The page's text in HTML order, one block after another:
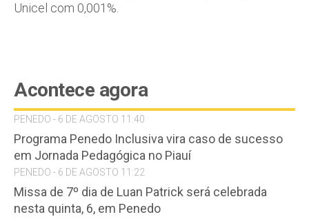
Unicel com 0,001%.
Acontece agora
PENEDO - 6 DE AGOSTO 11:40
Programa Penedo Inclusiva vira caso de sucesso
em Jornada Pedagógica no Piauí
PENEDO - 6 DE AGOSTO 11:22
Missa de 7º dia de Luan Patrick será celebrada
nesta quinta, 6, em Penedo